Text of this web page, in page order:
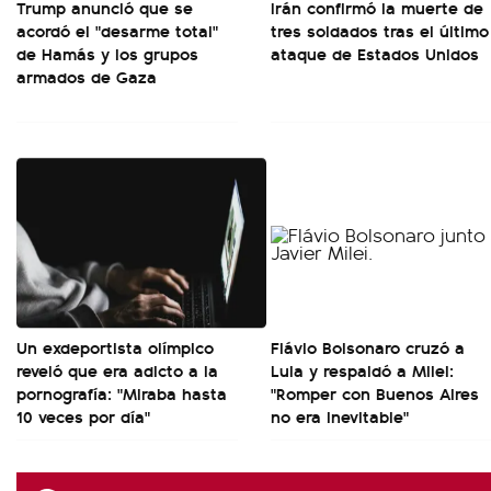
Trump anunció que se
acordó el "desarme total"
de Hamás y los grupos
armados de Gaza
Irán confirmó la muerte de
tres soldados tras el último
ataque de Estados Unidos
Un exdeportista olímpico
reveló que era adicto a la
pornografía: "Miraba hasta
10 veces por día"
Flávio Bolsonaro cruzó a
Lula y respaldó a Milei:
"Romper con Buenos Aires
no era inevitable"